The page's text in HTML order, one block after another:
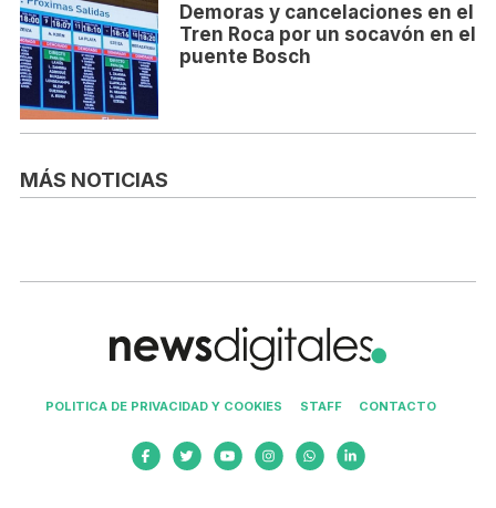
Demoras y cancelaciones en el
Tren Roca por un socavón en el
puente Bosch
MÁS NOTICIAS
POLITICA DE PRIVACIDAD Y COOKIES STAFF CONTACTO